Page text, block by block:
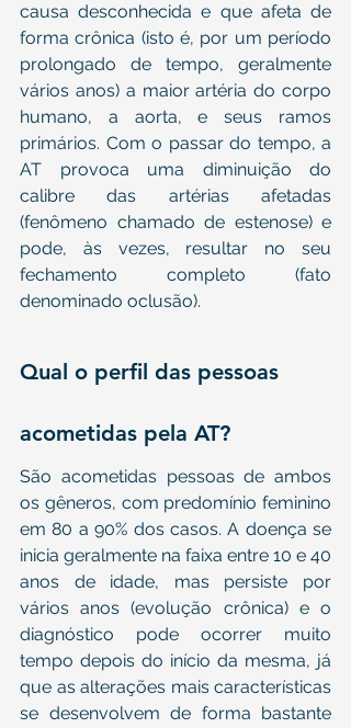
causa desconhecida e que afeta de
forma crônica (isto é, por um período
prolongado de tempo, geralmente
vários anos) a maior artéria do corpo
humano, a aorta, e seus ramos
primários. Com o passar do tempo, a
AT provoca uma diminuição do
calibre das artérias afetadas
(fenômeno chamado de estenose) e
pode, às vezes, resultar no seu
fechamento completo (fato
denominado oclusão).
Qual o perfil das pessoas
acometidas pela AT?
São acometidas pessoas de ambos
os gêneros, com predomínio feminino
em 80 a 90% dos casos. A doença se
inicia geralmente na faixa entre 10 e 40
anos de idade, mas persiste por
vários anos (evolução crônica) e o
diagnóstico pode ocorrer muito
tempo depois do início da mesma, já
que as alterações mais características
se desenvolvem de forma bastante